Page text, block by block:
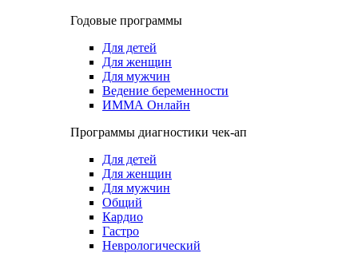
Годовые программы
Для детей
Для женщин
Для мужчин
Ведение беременности
ИММА Онлайн
Программы диагностики чек-ап
Для детей
Для женщин
Для мужчин
Общий
Кардио
Гастро
Неврологический